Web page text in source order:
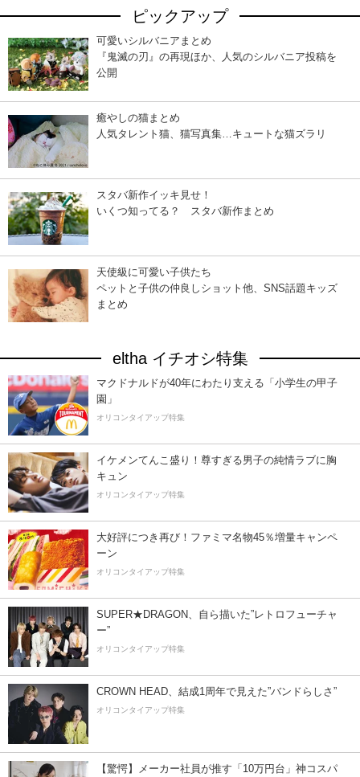
ピックアップ
可愛いシルバニアまとめ
『鬼滅の刃』の再現ほか、人気のシルバニア投稿を
公開
癒やしの猫まとめ
人気タレント猫、猫写真集…キュートな猫ズラリ
スタバ新作イッキ見せ！
いくつ知ってる？ スタバ新作まとめ
天使級に可愛い子供たち
ペットと子供の仲良しショット他、SNS話題キッズ
まとめ
eltha イチオシ特集
マクドナルドが40年にわたり支える「小学生の甲子
園」
オリコンタイアップ特集
イケメンてんこ盛り！尊すぎる男子の純情ラブに胸
キュン
オリコンタイアップ特集
大好評につき再び！ファミマ名物45％増量キャンペ
ーン
オリコンタイアップ特集
SUPER★DRAGON、自ら描いた”レトロフューチャ
ー”
オリコンタイアップ特集
CROWN HEAD、結成1周年で見えた”バンドらしさ”
オリコンタイアップ特集
【驚愕】メーカー社員が推す「10万円台」神コスパ